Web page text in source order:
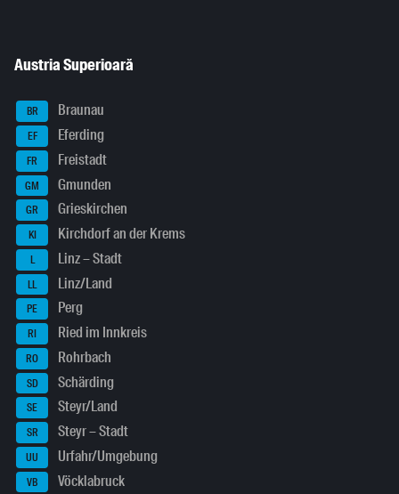
Austria Superioară
BR Braunau
EF Eferding
FR Freistadt
GM Gmunden
GR Grieskirchen
KI Kirchdorf an der Krems
L Linz – Stadt
LL Linz/Land
PE Perg
RI Ried im Innkreis
RO Rohrbach
SD Schärding
SE Steyr/Land
SR Steyr – Stadt
UU Urfahr/Umgebung
VB Vöcklabruck